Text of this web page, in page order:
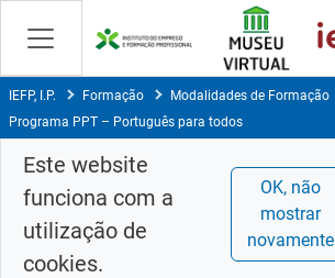
Saltar
para
conteúdo
principal
IEFP, I.P. Formação
Modalidades de Formação
Programa PPT – Português para todos
Este website
funciona com a
utilização de
cookies.
OK, não
mostrar
novamente